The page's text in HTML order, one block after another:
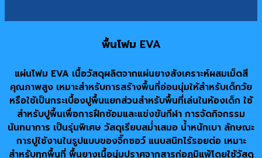
พื้นโฟม EVA
แผ่นโฟม EVA เนื้อวัสดุผลิตจากแผ่นยางสังเคราะห์ผสมเม็ดสี
คุณภาพสูง เหมาะสำหรับการสร้างพื้นที่อ่อนนุ่มให้สำหรับเด็กวัย
หรือใช้เป็นกระเบื้องปูพื้นแยกส่วนสำหรับพื้นที่เล่นในห้องเด็ก ใช้
สำหรับปูพื้นเพื่อการฝึกซ้อมและแข่งขันกีฬา การจัดกิจกรรม
นันทนาการ เป็นรุ่นพิเศษ วัสดุเรียบสม่ำเสมอ น้ำหนักเบา ลักษณะ
การปูใช้งานในรูปแบบของจิ๊กซอว์ แนบสนิทไร้รอยต่อ เหมาะ
สำหรับทุกพื้นที่ พื้นยางเนื้อนุ่มปราศจากสารก่อภูมิแพ้โดยใช้วัสดุ